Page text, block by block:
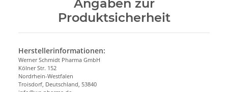
Angaben zur
Produktsicherheit
Herstellerinformationen:
Werner Schmidt Pharma GmbH
Kölner Str. 152
Nordrhein-Westfalen
Troisdorf, Deutschland, 53840